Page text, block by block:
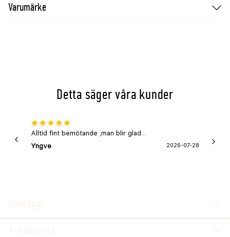
Varumärke
Detta säger våra kunder
Alltid fint bemötande ,man blir glad .
Yngve
2026-07-28